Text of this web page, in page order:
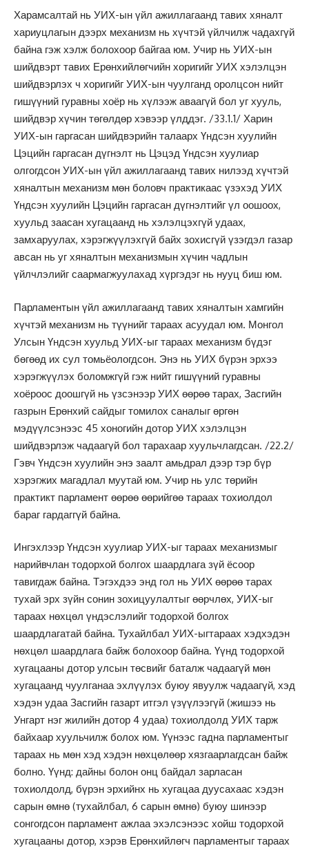
Харамсалтай нь УИХ-ын үйл ажиллагаанд тавих хяналт
хариуцлагын дээрх механизм нь хүчтэй үйлчилж чадахгүй
байна гэж хэлж болохоор байгаа юм. Учир нь УИХ-ын
шийдвэрт тавих Ерөнхийлөгчийн хоригийг УИХ хэлэлцэн
шийдвэрлэх ч хоригийг УИХ-ын чуулганд оролцсон нийт
гишүүний гуравны хоёр нь хүлээж аваагүй бол уг хууль,
шийдвэр хүчин төгөлдөр хэвээр үлддэг. /33.1.1/ Харин
УИХ-ын гаргасан шийдвэрийн талаарх Үндсэн хуулийн
Цэцийн гаргасан дүгнэлт нь Цэцэд Үндсэн хуулиар
олгогдсон УИХ-ын үйл ажиллагаанд тавих нилээд хүчтэй
хяналтын механизм мөн боловч практикаас үзэхэд УИХ
Үндсэн хуулийн Цэцийн гаргасан дүгнэлтийг үл оошоох,
хуульд заасан хугацаанд нь хэлэлцэхгүй удаах,
замхаруулах, хэрэгжүүлэхгүй байх зохисгүй үзэгдэл газар
авсан нь уг хяналтын механизмын хүчин чадлын
үйлчлэлийг саармагжуулахад хүргэдэг нь нууц биш юм.
Парламентын үйл ажиллагаанд тавих хяналтын хамгийн
хүчтэй механизм нь түүнийг тараах асуудал юм. Монгол
Улсын Үндсэн хуульд УИХ-ыг тараах механизм бүдэг
бөгөөд их сул томьёологдсон. Энэ нь УИХ бүрэн эрхээ
хэрэгжүүлэх боломжгүй гэж нийт гишүүний гуравны
хоёроос доошгүй нь үзсэнээр УИХ өөрөө тарах, Засгийн
газрын Ерөнхий сайдыг томилох саналыг өргөн
мэдүүлсэнээс 45 хоногийн дотор УИХ хэлэлцэн
шийдвэрлэж чадаагүй бол тарахаар хуульчлагдсан. /22.2/
Гэвч Үндсэн хуулийн энэ заалт амьдрал дээр тэр бүр
хэрэгжих магадлал муутай юм. Учир нь улс төрийн
практикт парламент өөрөө өөрийгөө тараах тохиолдол
бараг гардаггүй байна.
Ингэхлээр Үндсэн хуулиар УИХ-ыг тараах механизмыг
нарийвчлан тодорхой болгох шаардлага зүй ёсоор
тавигдаж байна. Тэгэхдээ энд гол нь УИХ өөрөө тарах
тухай эрх зүйн сонин зохицуулалтыг өөрчлөх, УИХ-ыг
тараах нөхцөл үндэслэлийг тодорхой болгох
шаардлагатай байна. Тухайлбал УИХ-ыгтараах хэдхэдэн
нөхцөл шаардлага байж болохоор байна. Үүнд тодорхой
хугацааны дотор улсын төсвийг баталж чадаагүй мөн
хугацаанд чуулганаа эхлүүлэх буюу явуулж чадаагүй, хэд
хэдэн удаа Засгийн газарт итгэл үзүүлээгүй (жишээ нь
Унгарт нэг жилийн дотор 4 удаа) тохиолдолд УИХ тарж
байхаар хуульчилж болох юм. Үүнээс гадна парламентыг
тараах нь мөн хэд хэдэн нөхцөлөөр хязгаарлагдсан байж
болно. Үүнд: дайны болон онц байдал зарласан
тохиолдолд, бүрэн эрхийнх нь хугацаа дуусахаас хэдэн
сарын өмнө (тухайлбал, 6 сарын өмнө) буюу шинээр
сонгогдсон парламент ажлаа эхэлсэнээс хойш тодорхой
хугацааны дотор, хэрэв Ерөнхийлөгч парламентыг тараах